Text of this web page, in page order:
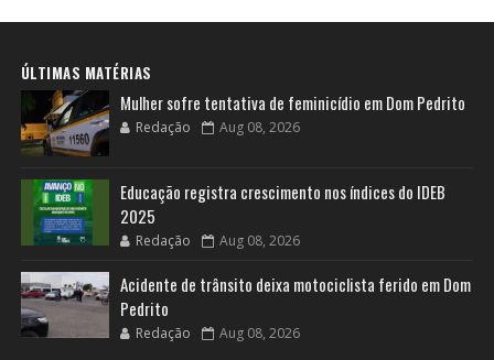
ÚLTIMAS MATÉRIAS
Mulher sofre tentativa de feminicídio em Dom Pedrito
Redação Aug 08, 2026
Educação registra crescimento nos índices do IDEB
2025
Redação Aug 08, 2026
Acidente de trânsito deixa motociclista ferido em Dom
Pedrito
Redação Aug 08, 2026